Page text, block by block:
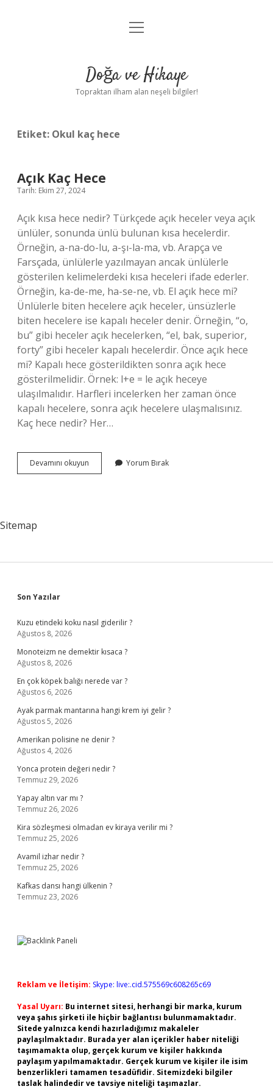
Anasayfa
Yasal Uyarı
menüyü
Doğa ve Hikaye
Topraktan ilham alan neşeli bilgiler!
Etiket: Okul kaç hece
Açık Kaç Hece
Tarih: Ekim 27, 2024
Açık kısa hece nedir? Türkçede açık heceler veya açık
ünlüler, sonunda ünlü bulunan kısa hecelerdir.
Örneğin, a-na-do-lu, a-şı-la-ma, vb. Arapça ve
Farsçada, ünlülerle yazılmayan ancak ünlülerle
gösterilen kelimelerdeki kısa heceleri ifade ederler.
Örneğin, ka-de-me, ha-se-ne, vb. El açık hece mi?
Ünlülerle biten hecelere açık heceler, ünsüzlerle
biten hecelere ise kapalı heceler denir. Örneğin, “o,
bu” gibi heceler açık hecelerken, “el, bak, superior,
forty” gibi heceler kapalı hecelerdir. Önce açık hece
mi? Kapalı hece gösterildikten sonra açık hece
gösterilmelidir. Örnek: l+e = le açık heceye
ulaşılmalıdır. Harfleri incelerken her zaman önce
kapalı hecelere, sonra açık hecelere ulaşmalısınız.
Kaç hece nedir? Her…
Devamını okuyun
Kaç
Yorum Bırak
Sitemap
Sidebar
Son Yazılar
Kuzu etindeki koku nasıl giderilir ?
Ağustos 8, 2026
Monoteizm ne demektir kısaca ?
Ağustos 8, 2026
En çok köpek balığı nerede var ?
Ağustos 6, 2026
Ayak parmak mantarına hangi krem iyi gelir ?
Ağustos 5, 2026
Amerikan polisine ne denir ?
Ağustos 4, 2026
Yonca protein değeri nedir ?
Temmuz 29, 2026
Yapay altın var mı ?
Temmuz 26, 2026
Kira sözleşmesi olmadan ev kiraya verilir mi ?
Temmuz 25, 2026
Avamil izhar nedir ?
Temmuz 25, 2026
Kafkas dansı hangi ülkenin ?
Temmuz 23, 2026
Reklam ve İletişim: Skype: live:.cid.575569c608265c69
Yasal Uyarı: Bu internet sitesi, herhangi bir marka, kurum
veya şahıs şirketi ile hiçbir bağlantısı bulunmamaktadır.
Sitede yalnızca kendi hazırladığımız makaleler
paylaşılmaktadır. Burada yer alan içerikler haber niteliği
taşımamakta olup, gerçek kurum ve kişiler hakkında
paylaşım yapılmamaktadır. Gerçek kurum ve kişiler ile isim
benzerlikleri tamamen tesadüfidir. Sitemizdeki bilgiler
taslak halindedir ve tavsiye niteliği taşımazlar.